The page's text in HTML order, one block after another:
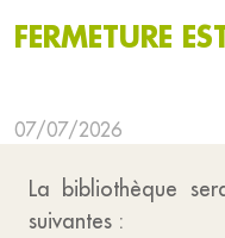
FERMETURE
07/07/2026
La bibliothèque
suivantes :